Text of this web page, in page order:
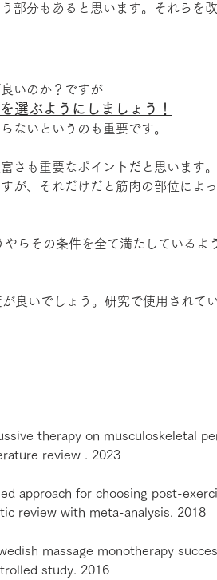
部分もあると思います。それらを
いのか？ですが
選ぶようにしましょう！
ないというのも重要です。
さも重要なポイントだと思います。
が、それだけだと筋肉の部位によ
らその条件を全て満たしているよ
良いでしょう。研究で使用されて
therapy on musculoskeletal
review . 2023
approach for choosing post-
review with meta-analysis. 2018
massage monotherapy
study. 2016